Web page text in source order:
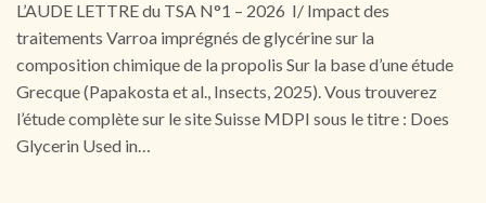
L’AUDE LETTRE du TSA N°1 – 2026 I/ Impact des
traitements Varroa imprégnés de glycérine sur la
composition chimique de la propolis Sur la base d’une étude
Grecque (Papakosta et al., Insects, 2025). Vous trouverez
l’étude complète sur le site Suisse MDPI sous le titre : Does
Glycerin Used in…